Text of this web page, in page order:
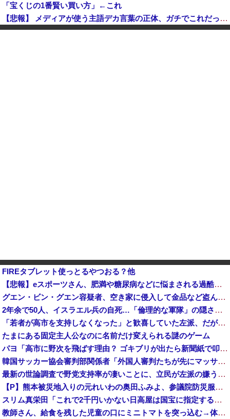
「宝くじの1番賢い買い方」←これ
【悲報】 メディアが使う主語デカ言葉の正体、ガチでこれだったｗｗｗｗ
【画像】 電車ってこうした方が快適じゃね？
FIREタブレット使っとるやつおる？他
【悲報】eスポーツさん、肥満や糖尿病などに悩まされる過酷なスポーツだった・・・
グエン・ビン・グエン容疑者、空き家に侵入して金品など盗んだ疑いで再逮捕 今年４月には別件で逮捕も不起訴になっていた
2年余で50人、イスラエル兵の自死…「倫理的な軍隊」の隠された傷！
「若者が高市を支持しなくなった」と歓喜していた左派、だが高市内閣が消費税減税を実現した結果……
たまにある固定主人公なのに名前だけ変えられる謎のゲーム
パヨ「高市に野次を飛ばす理由？ ゴキブリが出たら新聞紙で叩くでしょ。それと同じで、人として当然の行動」
韓国サッカー協会審判部関係者「外国人審判たちが先にマッサージを望んだ」と主張 [8/10]
最新の世論調査で野党支持率が凄いことに、立民が左派の嫌う政策に賛同してしまった結果……
【P】熊本被災地入りの元れいわの奥田ふみよ、参議院防災服でお食事楽しむ写真投稿「同席者は笑顔にサムズアップ」
スリム真栄田「これで2千円いかない日高屋は国宝に指定する」驚異の料金＆量に反響続々「日高屋恐るべし！」
教師さん、給食を残した児童の口にミニトマトを突っ込む→体罰判定をもらってしまい、終わる・・・